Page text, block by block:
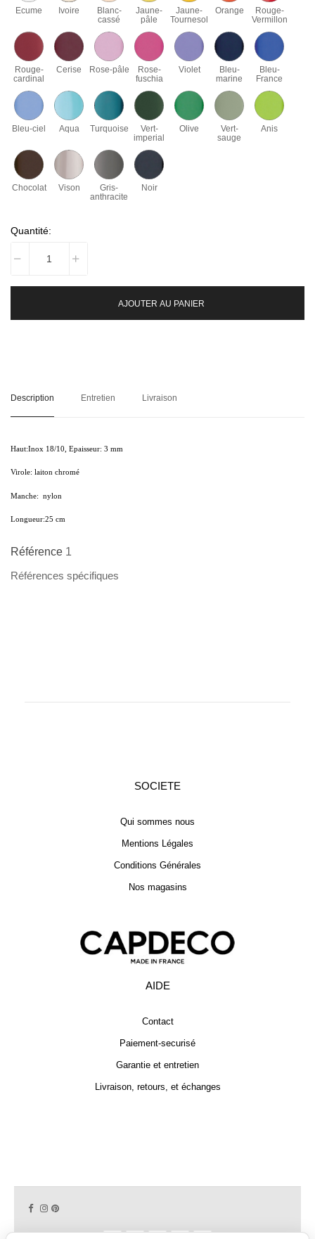
Ecume Ivoire
Blanc-
cassé
Jaune-
pâle
Jaune-
Tournesol
Orange
Rouge-
Vermillon
Rouge-
cardinal
Cerise Rose-pâle
Rose-
fuschia
Violet
Bleu-
marine
Bleu-
France
Bleu-ciel Aqua Turquoise
Vert-
imperial
Olive
Vert-
sauge
Anis
Chocolat Vison
Gris-
anthracite
Noir
Quantité:
AJOUTER AU PANIER
Description Entretien Livraison
Haut:Inox 18/10, Epaisseur: 3 mm
Virole: laiton chromé
Manche: nylon
Longueur:25 cm
Référence 1
Références spécifiques
SOCIETE
Qui sommes nous
Mentions Légales
Conditions Générales
Nos magasins
AIDE
Contact
Paiement-securisé
Garantie et entretien
Livraison, retours, et échanges